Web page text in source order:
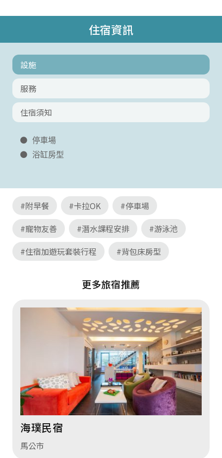
住宿資訊
設施
服務
住宿須知
停車場
浴缸房型
#附早餐 #卡拉OK
#停車場
#寵物友善
#潛水課程安排
#游泳池
#住宿加遊玩套裝行程
#背包床房型
更多旅宿推薦
海璞民宿
馬公市